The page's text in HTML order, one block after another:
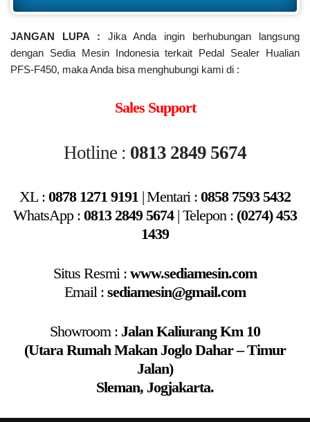
JANGAN LUPA : Jika Anda ingin berhubungan langsung
dengan Sedia Mesin Indonesia terkait Pedal Sealer Hualian
PFS-F450, maka Anda bisa menghubungi kami di :
Sales Support
Hotline : 0813 2849 5674
XL : 0878 1271 9191 |Mentari: 0858 7593 5432
WhatsApp : 0813 2849 5674 | Telepon : (0274) 453
1439
Situs Resmi : www.sediamesin.com
Email : sediamesin@gmail.com
Showroom : Jalan Kaliurang Km 10
(Utara Rumah Makan Joglo Dahar – Timur
Jalan)
Sleman, Jogjakarta.